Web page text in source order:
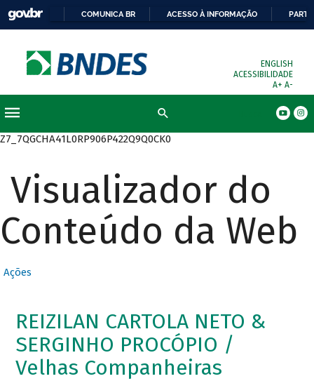
COMUNICA BR ACESSO À INFORMAÇÃO
ENGLISH
ACESSIBILIDADE
A+ A-
Z7_7QGCHA41L0RP906P422Q9Q0CK0
Visualizador do
Conteúdo da Web
Ações
REIZILAN CARTOLA NETO &
SERGINHO PROCÓPIO /
Velhas Companheiras